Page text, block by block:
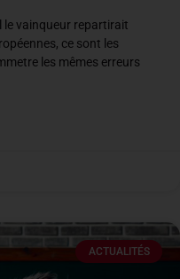
le vainqueur repartirait
ce sont les
les mêmes erreurs
ACTUALITÉS